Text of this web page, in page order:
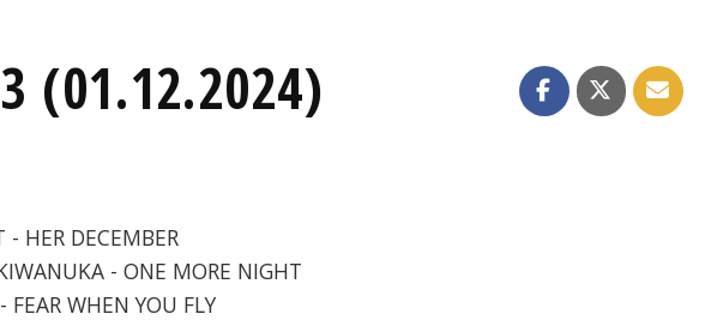
(01.12.2024)
HER DECEMBER
- ONE MORE NIGHT
WHEN YOU FLY